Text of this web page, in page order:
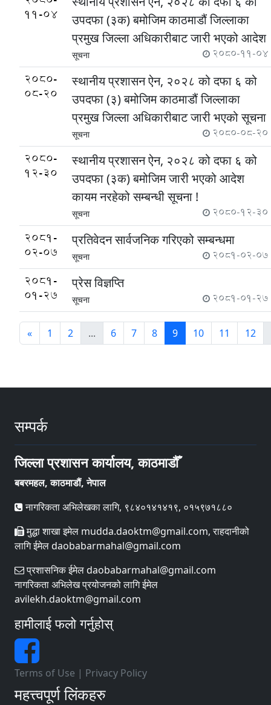
11-04
उपदफा (३क) बमोजिम काठमाडौं जिल्लाका
प्रमुख जिल्ला अधिकारीबाट जारी भएको आदेश
सूचना 2080-11-04
2080-
08-20
स्थानीय प्रशासन ऐन, २०२८ को दफा ६ को
उपदफा (३) बमोजिम काठमाडौं जिल्लाका
प्रमुख जिल्ला अधिकारीबाट जारी भएको सूचना
सूचना 2080-08-20
2080-
12-30
स्थानीय प्रशासन ऐन, २०२८ को दफा ६ को
उपदफा (३क) बमोजिम जारी भएको आदेश
कायम नरहेको सम्बन्धी सूचना !
सूचना 2080-12-30
2081-
02-07
प्रतिवेदन सार्वजनिक गरिएको सम्बन्धमा
सूचना 2081-02-07
2081-
01-27
प्रेस विज्ञप्ति
सूचना 2081-01-27
« 1 2 ... 6 7 8 9 10 11 12
सम्पर्क
जिल्ला प्रशासन कार्यालय, काठमाडौँ
बबरमहल, काठमाडौं, नेपाल
नागरिकता अभिलेखका लागि, ९८४०१४१४१९, ०१५९७१८८०
मुद्धा शाखा इमेल mudda.daoktm@gmail.com, राहदानीको
लागि ईमेल daobabarmahal@gmail.com
प्रशासनिक ईमेल daobabarmahal@gmail.com
नागरिकता अभिलेख प्रयोजनको लागि ईमेल
avilekh.daoktm@gmail.com
हामीलाई फलो गर्नुहोस्
Terms of Use | Privacy Policy
महत्त्वपूर्ण लिंकहरु